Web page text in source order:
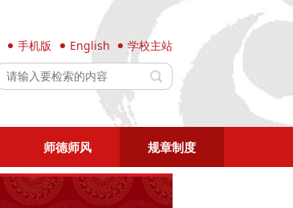
手机版 English 学校主站
师德师风 规章制度